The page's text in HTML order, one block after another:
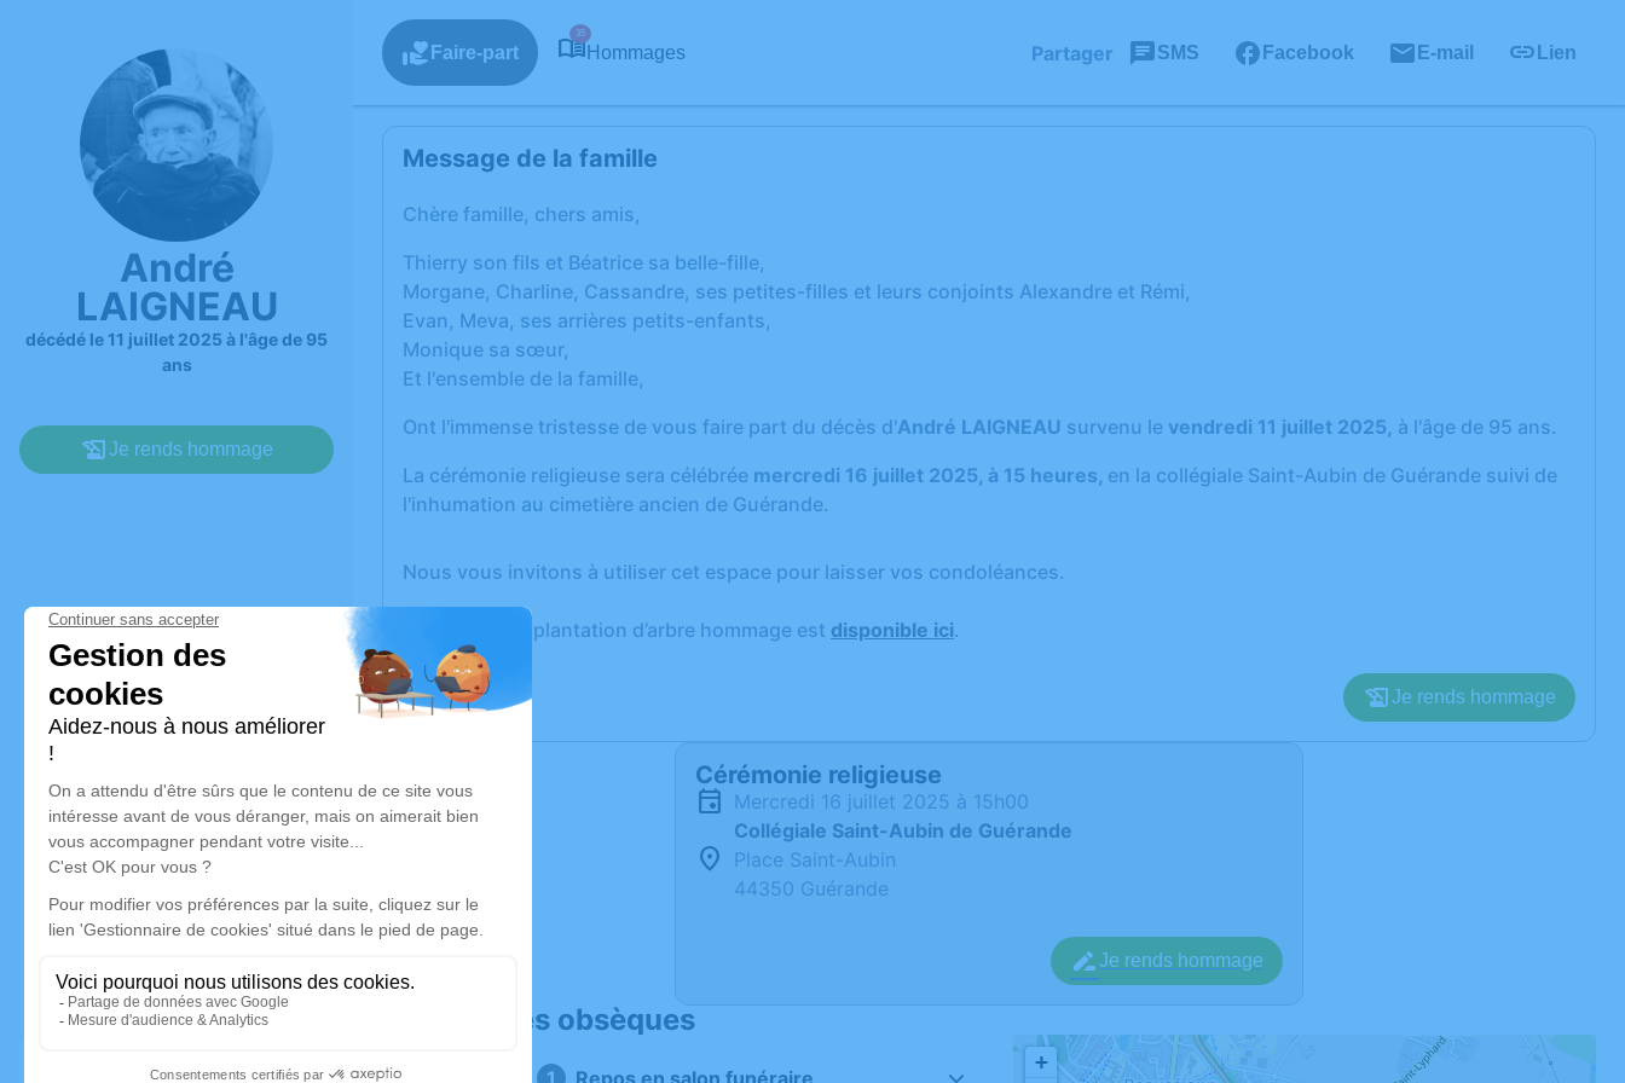
André
LAIGNEAU
décédé le 11 juillet 2025 à l'âge de 95
ans
Je rends hommage
Faire-part
35
Hommages Partager SMS Facebook E-mail Lien
Message de la famille
Chère famille, chers amis,
Thierry son fils et Béatrice sa belle-fille,
Morgane, Charline, Cassandre, ses petites-filles et leurs conjoints Alexandre et Rémi,
Evan, Meva, ses arrières petits-enfants,
Monique sa sœur,
Et l'ensemble de la famille,
Ont l'immense tristesse de vous faire part du décès d'André LAIGNEAU survenu le vendredi 11 juillet 2025, à l'âge de 95 ans.
La cérémonie religieuse sera célébrée mercredi 16 juillet 2025, à 15 heures, en la collégiale Saint-Aubin de Guérande suivi de
l'inhumation au cimetière ancien de Guérande.
Nous vous invitons à utiliser cet espace pour laisser vos condoléances.
Un service de plantation d’arbre hommage est disponible ici.
Je rends hommage
Cérémonie religieuse
mercredi 16 juillet 2025 à 15h00
Collégiale Saint-Aubin de Guérande
Place Saint-Aubin
44350 Guérande
Je rends hommage
Déroulé des obsèques
Repos en salon funéraire
+